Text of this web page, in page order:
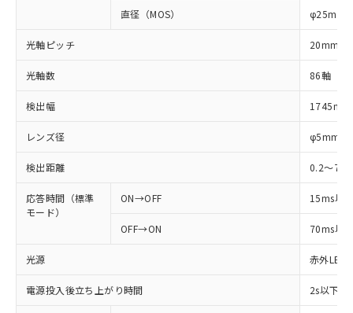
直径（MOS） φ25mm
光軸ピッチ 20mm
光軸数 86軸
検出幅 1745mm
レンズ径 φ5mm
検出距離 0.2～7m
応答時間（標準
モード）
ON→OFF 15ms以
OFF→ON 70ms以
光源 赤外LED
電源投入後立ち上がり時間 2s以下